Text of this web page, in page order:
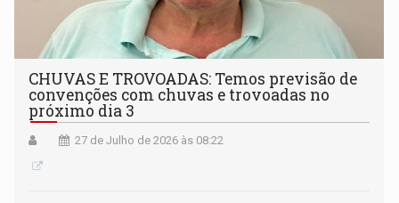
CHUVAS E TROVOADAS: Temos previsão de
convenções com chuvas e trovoadas no
próximo dia 3
27 de Julho de 2026 às 08:22